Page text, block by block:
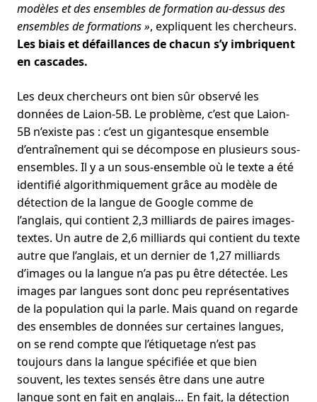
modèles et des ensembles de formation au-dessus des
ensembles de formations », expliquent les chercheurs.
Les biais et défaillances de chacun s’y imbriquent
en cascades.
Les deux chercheurs ont bien sûr observé les
données de Laion-5B. Le problème, c’est que Laion-
5B n’existe pas : c’est un gigantesque ensemble
d’entraînement qui se décompose en plusieurs sous-
ensembles. Il y a un sous-ensemble où le texte a été
identifié algorithmiquement grâce au modèle de
détection de la langue de Google comme de
l’anglais, qui contient 2,3 milliards de paires images-
textes. Un autre de 2,6 milliards qui contient du texte
autre que l’anglais, et un dernier de 1,27 milliards
d’images ou la langue n’a pas pu être détectée. Les
images par langues sont donc peu représentatives
de la population qui la parle. Mais quand on regarde
des ensembles de données sur certaines langues,
on se rend compte que l’étiquetage n’est pas
toujours dans la langue spécifiée et que bien
souvent, les textes sensés être dans une autre
langue sont en fait en anglais… En fait, la détection